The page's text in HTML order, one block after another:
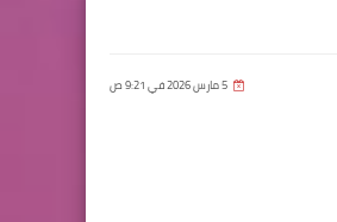
5 مارس 2026 في 9:21 ص